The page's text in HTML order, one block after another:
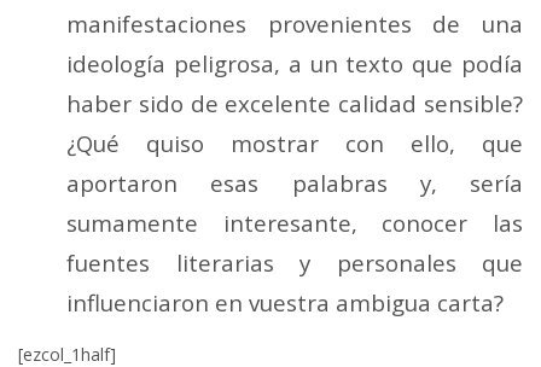
manifestaciones provenientes de una
ideología peligrosa, a un texto que podía
haber sido de excelente calidad sensible?
¿Qué quiso mostrar con ello, que
aportaron esas palabras y, sería
sumamente interesante, conocer las
fuentes literarias y personales que
influenciaron en vuestra ambigua carta?
[ezcol_1half]